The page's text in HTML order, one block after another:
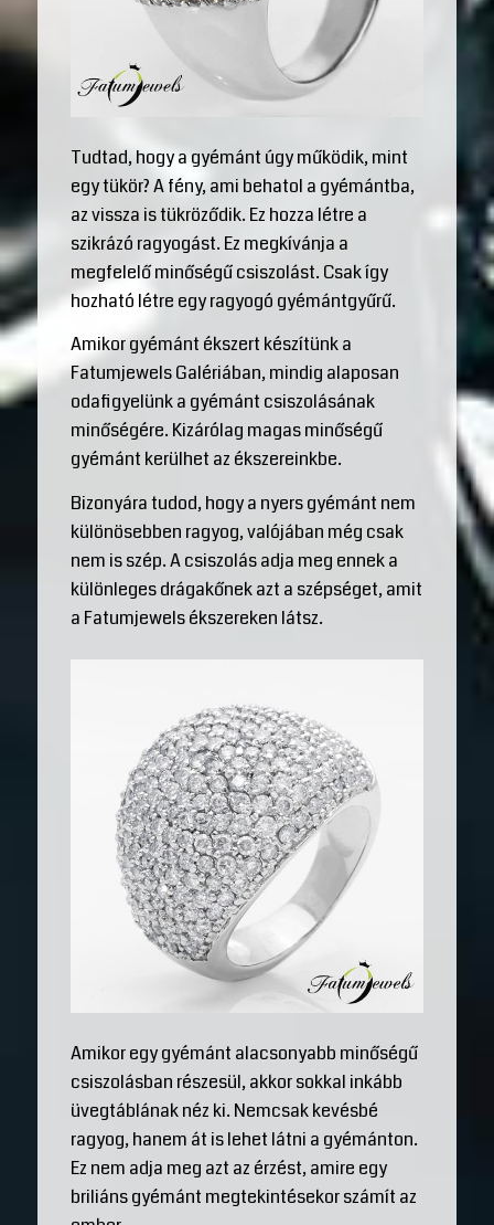
Tudtad, hogy a gyémánt úgy működik, mint
egy tükör? A fény, ami behatol a gyémántba,
az vissza is tükröződik. Ez hozza létre a
szikrázó ragyogást. Ez megkívánja a
megfelelő minőségű csiszolást. Csak így
hozható létre egy ragyogó gyémántgyűrű.
Amikor gyémánt ékszert készítünk a
Fatumjewels Galériában, mindig alaposan
odafigyelünk a gyémánt csiszolásának
minőségére. Kizárólag magas minőségű
gyémánt kerülhet az ékszereinkbe.
Bizonyára tudod, hogy a nyers gyémánt nem
különösebben ragyog, valójában még csak
nem is szép. A csiszolás adja meg ennek a
különleges drágakőnek azt a szépséget, amit
a Fatumjewels ékszereken látsz.
Amikor egy gyémánt alacsonyabb minőségű
csiszolásban részesül, akkor sokkal inkább
üvegtáblának néz ki. Nemcsak kevésbé
ragyog, hanem át is lehet látni a gyémánton.
Ez nem adja meg azt az érzést, amire egy
briliáns gyémánt megtekintésekor számít az